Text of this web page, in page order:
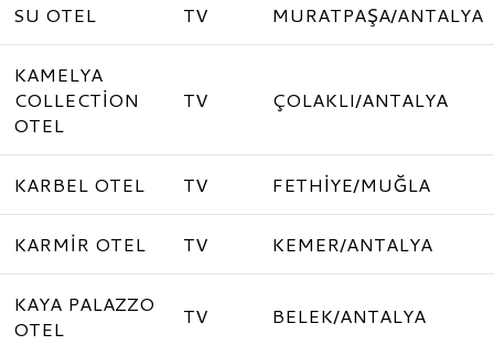
SU OTEL TV MURATPAŞA/ANTALYA
KAMELYA
COLLECTİON
OTEL
TV ÇOLAKLI/ANTALYA
KARBEL OTEL TV FETHİYE/MUĞLA
KARMİR OTEL TV KEMER/ANTALYA
KAYA PALAZZO
OTEL
TV BELEK/ANTALYA